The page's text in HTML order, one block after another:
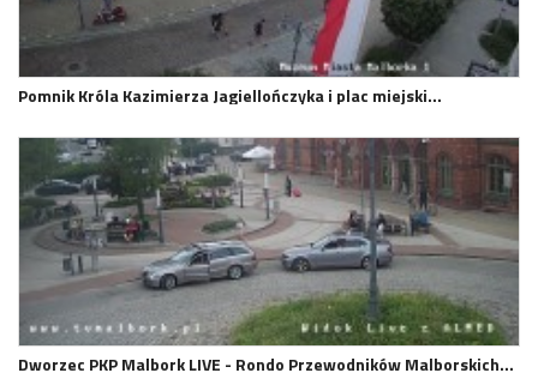
Pomnik Króla Kazimierza Jagiellończyka i plac miejski…
Dworzec PKP Malbork LIVE - Rondo Przewodników Malborskich…